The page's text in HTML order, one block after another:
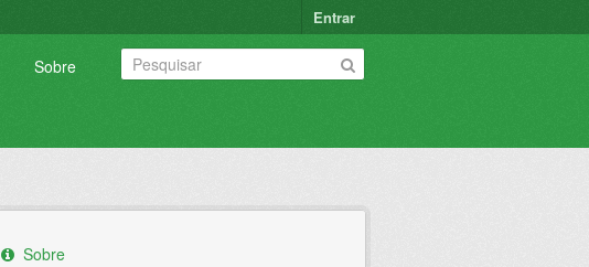
Entrar
Sobre
Sobre